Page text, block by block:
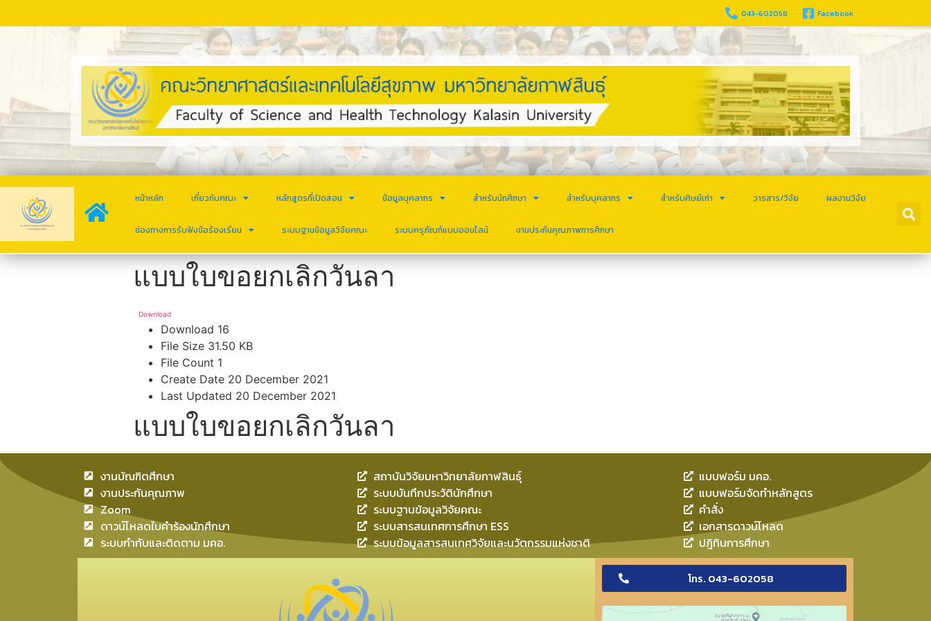
043-602058 Facebook
หน้าหลัก เกี่ยวกับคณะ หลักสูตรที่เปิดสอน ข้อมูลบุคลากร สำหรับนักศึกษา สำหรับบุคลากร สำหรับศิษย์เก่า วารสาร/วิจัย ผลงานวิจัย
ช่องทางการรับฟังข้อร้องเรียน ระบบฐานข้อมูลวิจัยคณะ ระบบครุภัณฑ์แบบออนไลน์ งานประกันคุณภาพการศึกษา
แบบใบขอยกเลิกวันลา
Download
Download 16
File Size 31.50 KB
File Count 1
Create Date 20 December 2021
Last Updated 20 December 2021
แบบใบขอยกเลิกวันลา
งานบัณฑิตศึกษา
งานประกันคุณภาพ
Zoom
ดาวน์โหลดใบคำร้องนักศึกษา
ระบบกำกับและติดตาม มคอ.
สถาบันวิจัยมหาวิทยาลัยกาฬสินธุ์
ระบบบันทึกประวัตินักศึกษา
ระบบฐานข้อมูลวิจัยคณะ
ระบบสารสนเทศการศึกษา ESS
ระบบข้อมูลสารสนเทศวิจัยและนวัตกรรมแห่งชาติ
แบบฟอร์ม มคอ.
แบบฟอร์มจัดทำหลักสูตร
คำสั่ง
เอกสารดาวน์โหลด
ปฎิทินการศึกษา
โทร. 043-602058